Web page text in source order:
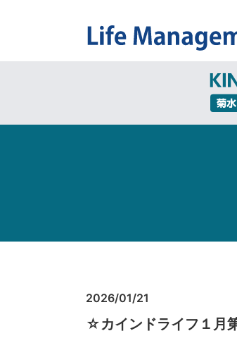
2026/01/21
☆カインドライフ１月